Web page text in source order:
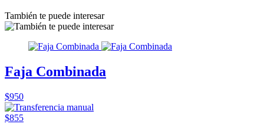
También te puede interesar
Faja Combinada
$950
$855